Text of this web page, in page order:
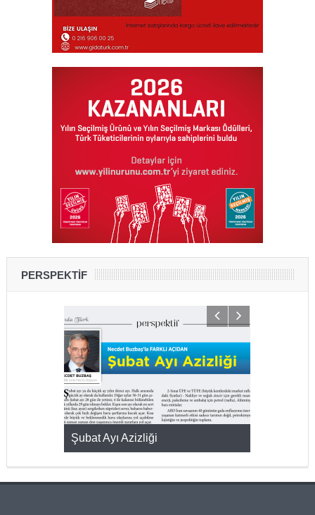
PERSPEKTİF
Şubat Ayı Azizliği